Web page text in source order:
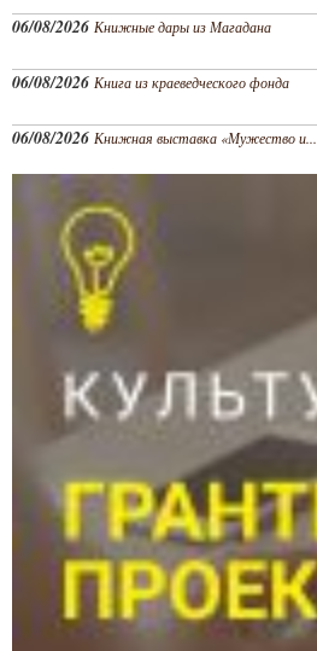
06/08/2026 Книжные дары из Магадана
06/08/2026 Книга из краеведческого фонда
06/08/2026 Книжная выставка «Мужество и...